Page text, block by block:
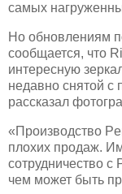
самых
Но обновлениям
сообщается, что
интересную
недавно снятой с
рассказал
«Производство
плохих продаж.
сотрудничество с
чем может быть